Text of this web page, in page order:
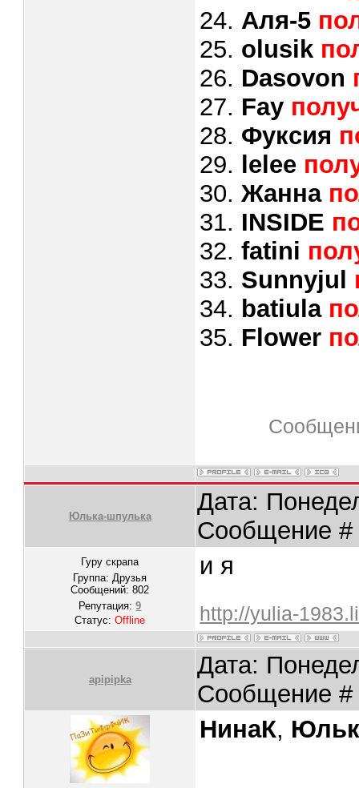
24. Аля-5
25. olusik
26. Dasovon
27. Fay
28. Фуксия
29. lelee
30.Жанна
31. INSIDE
32.fatini
33. Sunnyjul
34. batiula
35. Flower
Юлька-шпулька
Дата:
Сообщение
Гуру скрапа
Группа: Друзья
Сообщений:802
Репутация:9
Статус:Offline
и я
http://yulia-
apipipka
Дата:
Сообщение
НинаК,